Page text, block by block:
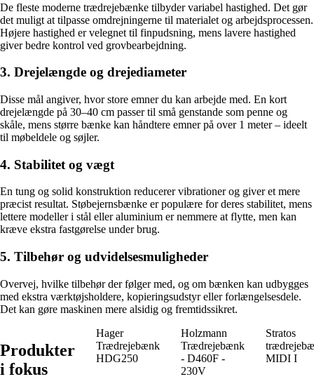
De fleste moderne trædrejebænke tilbyder variabel hastighed. Det gør
det muligt at tilpasse omdrejningerne til materialet og arbejdsprocessen.
Højere hastighed er velegnet til finpudsning, mens lavere hastighed
giver bedre kontrol ved grovbearbejdning.
3. Drejelængde og drejediameter
Disse mål angiver, hvor store emner du kan arbejde med. En kort
drejelængde på 30–40 cm passer til små genstande som penne og
skåle, mens større bænke kan håndtere emner på over 1 meter – ideelt
til møbeldele og søjler.
4. Stabilitet og vægt
En tung og solid konstruktion reducerer vibrationer og giver et mere
præcist resultat. Støbejernsbænke er populære for deres stabilitet, mens
lettere modeller i stål eller aluminium er nemmere at flytte, men kan
kræve ekstra fastgørelse under brug.
5. Tilbehør og udvidelsesmuligheder
Overvej, hvilke tilbehør der følger med, og om bænken kan udbygges
med ekstra værktøjsholdere, kopieringsudstyr eller forlængelsesdele.
Det kan gøre maskinen mere alsidig og fremtidssikret.
Produkter
i fokus
Hager
Trædrejebænk
HDG250
Holzmann
Trædrejebænk
- D460F -
230V
Stratos
MIDI I